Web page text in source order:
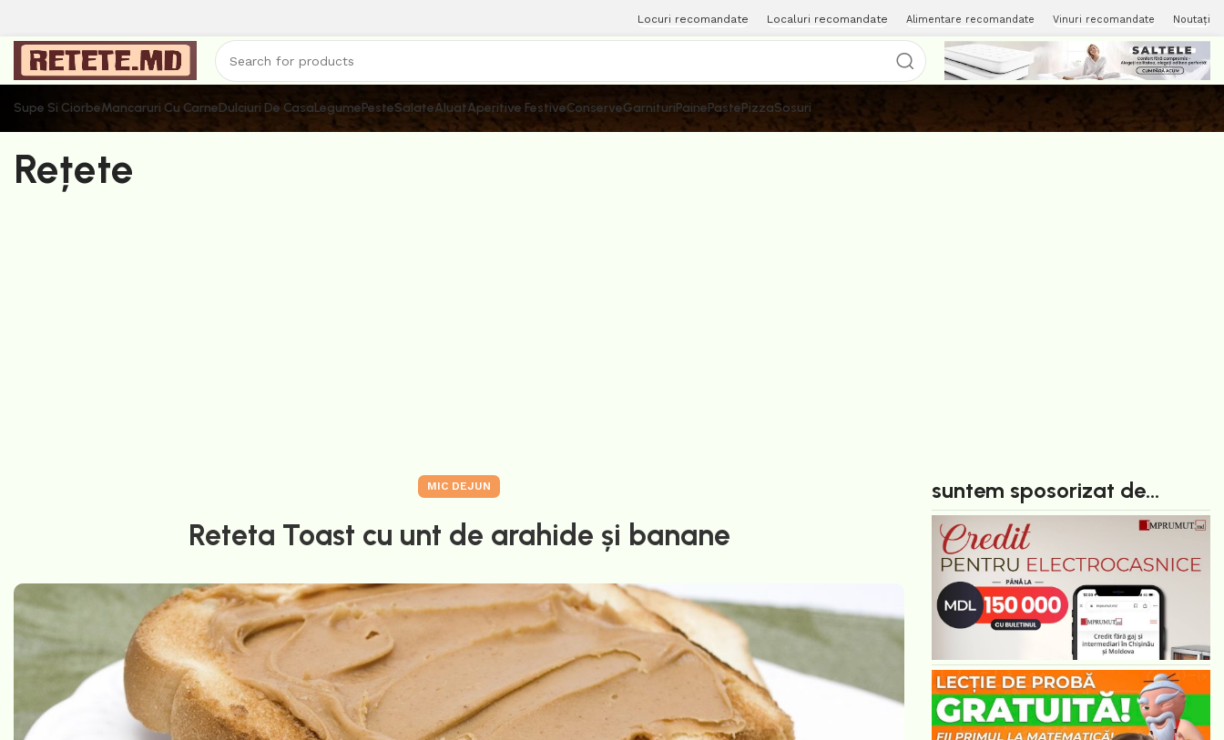
Locuri recomandate Localuri recomandate Alimentare recomandate Vinuri recomandate Noutați
Supe Si CiorbeMancaruri Cu CarneDulciuri De CasaLegumePesteSalateAluatAperitive FestiveConserveGarnituriPainePastePizzaSosuri
Rețete
MIC DEJUN
Reteta Toast cu unt de arahide și banane
suntem sposorizat de...